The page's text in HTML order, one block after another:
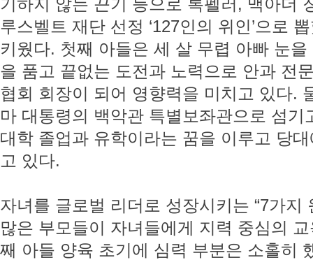
기하지 않는 끈기 등으로 록펠러, 맥아더
루스벨트 재단 선정 ‘127인의 위인’으로
키웠다. 첫째 아들은 세 살 무렵 아빠 눈
을 품고 끝없는 도전과 노력으로 안과 전
협회 회장이 되어 영향력을 미치고 있다.
마 대통령의 백악관 특별보좌관으로 섬
대학 졸업과 유학이라는 꿈을 이루고 당
고 있다.
자녀를 글로벌 리더로 성장시키는 “7가지
많은 부모들이 자녀들에게 지력 중심의
째 아들 양육 초기에 심력 부분은 소홀히